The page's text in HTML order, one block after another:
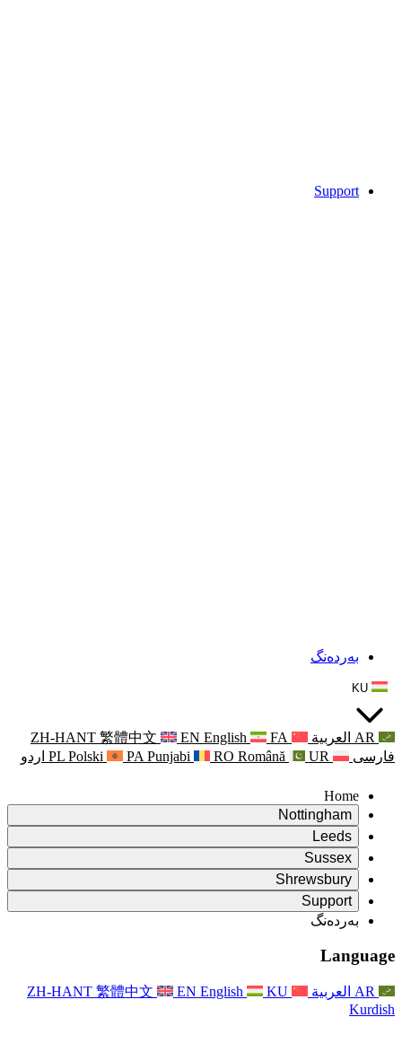
ZH-HANT 繁體中文
EN
PL Polski PA Punjabi اردو
Rapora
Rapora
Rapora
خێزان
ZH-HANT 繁體中文 EN